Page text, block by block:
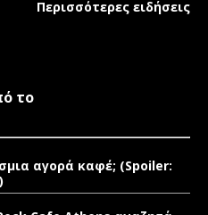
Περισσότερες ειδήσεις
το
αγορά καφέ; (Spoiler: